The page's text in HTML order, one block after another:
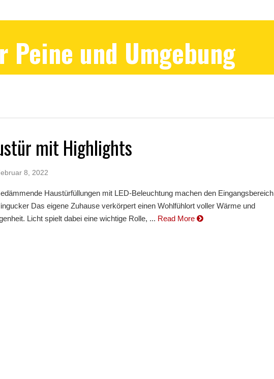
Peine und Umgebung
mit Highlights
8, 2022
Haustürfüllungen mit LED-Beleuchtung machen den Eingangsbereich
Das eigene Zuhause verkörpert einen Wohlfühlort voller Wärme und
Licht spielt dabei eine wichtige Rolle, ... Read More